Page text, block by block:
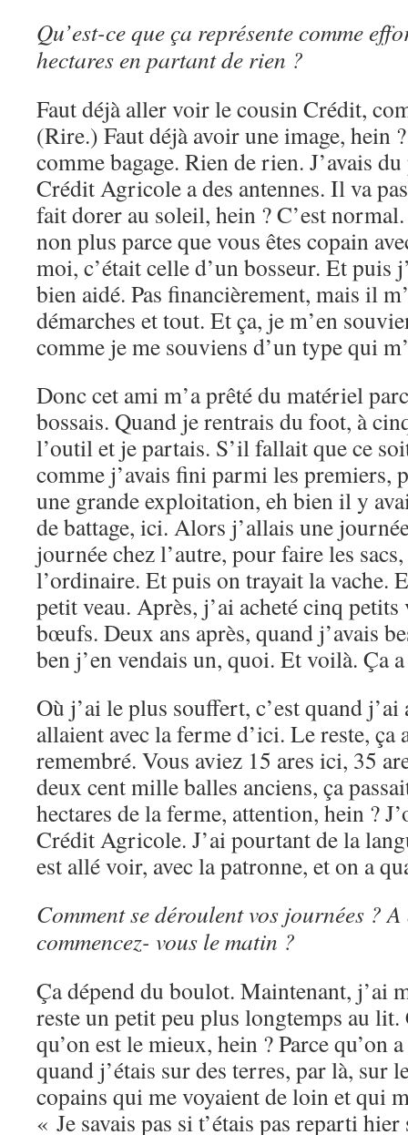
Qu’est-ce que ça représente comme
hectares en partant de rien ?
Faut déjà aller voir le cousin Crédit,
(Rire.) Faut déjà avoir une image, hein
comme bagage. Rien de rien. J’avais
Crédit Agricole a des antennes. Il va
fait dorer au soleil, hein ? C’est
non plus parce que vous êtes copain
moi, c’était celle d’un bosseur. Et puis
bien aidé. Pas financièrement, mais il
démarches et tout. Et ça, je m’en
comme je me souviens d’un type qui
Donc cet ami m’a prêté du matériel
bossais. Quand je rentrais du foot, à
l’outil et je partais. S’il fallait que ce
comme j’avais fini parmi les premiers,
une grande exploitation, eh bien il y
de battage, ici. Alors j’allais une
journée chez l’autre, pour faire les
l’ordinaire. Et puis on trayait la vache.
petit veau. Après, j’ai acheté cinq
bœufs. Deux ans après, quand j’avais
ben j’en vendais un, quoi. Et voilà. Ça
Où j’ai le plus souffert, c’est quand
allaient avec la ferme d’ici. Le reste, ça
remembré. Vous aviez 15 ares ici, 35
deux cent mille balles anciens, ça
hectares de la ferme, attention, hein ?
Crédit Agricole. J’ai pourtant de la
est allé voir, avec la patronne, et on a
Comment se déroulent vos journées ?
commencez- vous le matin ?
Ça dépend du boulot. Maintenant, j’ai
reste un petit peu plus longtemps au lit.
qu’on est le mieux, hein ? Parce qu’on
quand j’étais sur des terres, par là, sur
copains qui me voyaient de loin et qui
« Je savais pas si t’étais pas reparti